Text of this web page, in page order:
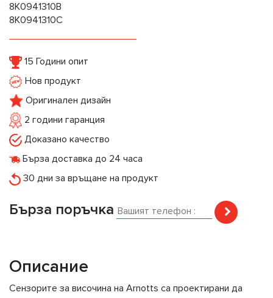
8K0941310B
8K0941310C
15 Години опит
Нов продукт
Оригинален дизайн
2 години гаранция
Доказано качество
Бърза доставка до 24 часа
30 дни за връщане на продукт
Бърза поръчка
Описание
Сензорите за височина на Arnotts са проектирани да